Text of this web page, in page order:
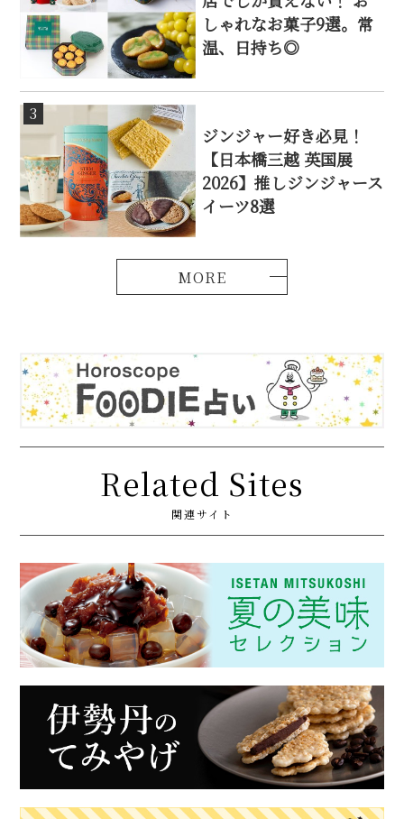
しゃれなお菓子9選。常
温、日持ち◎
3
ジンジャー好き必見！
【日本橋三越 英国展
2026】推しジンジャース
イーツ8選
Related Sites
関連サイト